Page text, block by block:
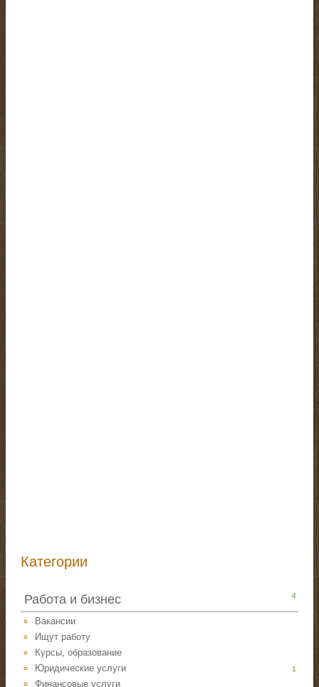
Категории
Работа и бизнес 4
Вакансии
Ищут работу
Курсы, образование
Юридические услуги
1
Финансовые услуги